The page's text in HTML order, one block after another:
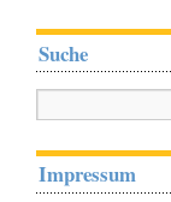
Suche
Impressum